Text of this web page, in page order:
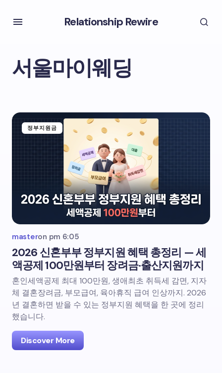
Relationship Rewire
서울마이웨딩
정부지원금
masteron pm 6:05
2026 신혼부부 정부지원 혜택 총정리 — 세
액공제 100만원부터 장려금·출산지원까지
혼인세액공제 최대 100만원, 생애최초 취득세 감면, 지자
체 결혼장려금, 부모급여, 육아휴직 급여 인상까지. 2026
년 결혼하면 받을 수 있는 정부지원 혜택을 한 곳에 정리
했습니다.
Discover More